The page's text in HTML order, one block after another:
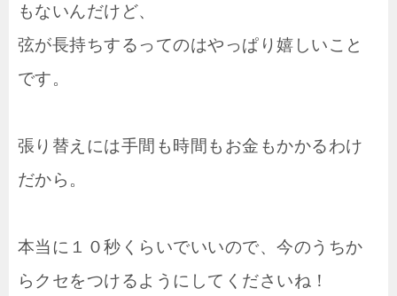
もないんだけど、
弦が長持ちするってのはやっぱり嬉しいこと
です。
張り替えには手間も時間もお金もかかるわけ
だから。
本当に１０秒くらいでいいので、今のうちか
らクセをつけるようにしてくださいね！